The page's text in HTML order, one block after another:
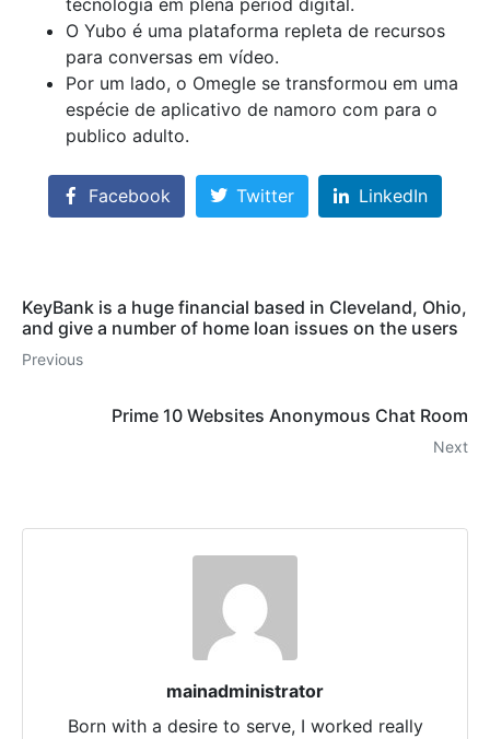
tecnologia em plena period digital.
O Yubo é uma plataforma repleta de recursos
para conversas em vídeo.
Por um lado, o Omegle se transformou em uma
espécie de aplicativo de namoro com para o
publico adulto.
Facebook Twitter LinkedIn
KeyBank is a huge financial based in Cleveland, Ohio,
and give a number of home loan issues on the users
Previous
Prime 10 Websites Anonymous Chat Room
Next
mainadministrator
Born with a desire to serve, I worked really